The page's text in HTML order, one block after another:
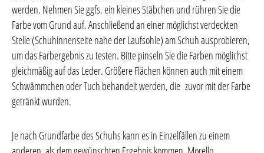
werden. Nehmen Sie ggfs. ein kleines Stäbchen und rühren Sie die
Farbe vom Grund auf. Anschließend an einer möglichst verdeckten
Stelle (Schuhinnenseite nahe der Laufsohle) am Schuh ausprobieren,
um das Farbergebnis zu testen. Bitte pinseln Sie die Farben möglichst
gleichmäßig auf das Leder. Größere Flächen können auch mit einem
Schwämmchen oder Tuch behandelt werden, die zuvor mit der Farbe
getränkt wurden.
Je nach Grundfarbe des Schuhs kann es in Einzelfällen zu einem